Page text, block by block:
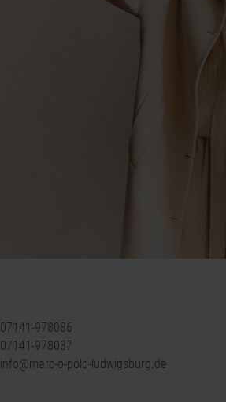
07141-978086
07141-978087
info@marc-o-polo-ludwigsburg.de